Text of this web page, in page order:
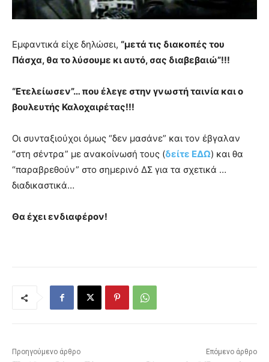
Εμφαντικά είχε δηλώσει, “μετά τις διακοπές του
Πάσχα, θα το λύσουμε κι αυτό, σας διαβεβαιώ”!!!
“Ετελείωσεν”… που έλεγε στην γνωστή ταινία και ο
βουλευτής Καλοχαιρέτας!!!
Οι συνταξιούχοι όμως “δεν μασάνε” και τον έβγαλαν
“στη σέντρα” με ανακοίνωσή τους (δείτε ΕΔΩ) και θα
“παραβρεθούν” στο σημερινό ΔΣ για τα σχετικά …
διαδικαστικά…
Θα έχει ενδιαφέρον!
Προηγούμενο άρθρο Επόμενο άρθρο